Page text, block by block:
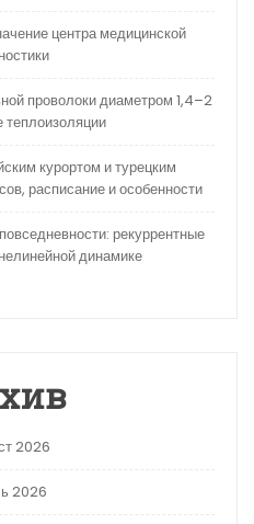
центра медицинской
проволоки диаметром 1,4–2
курортом и турецким
расписание и особенности
рекуррентные
динамике
2026
2026